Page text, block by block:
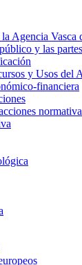
Agencia Vasca
y las
y Usos del
financiera